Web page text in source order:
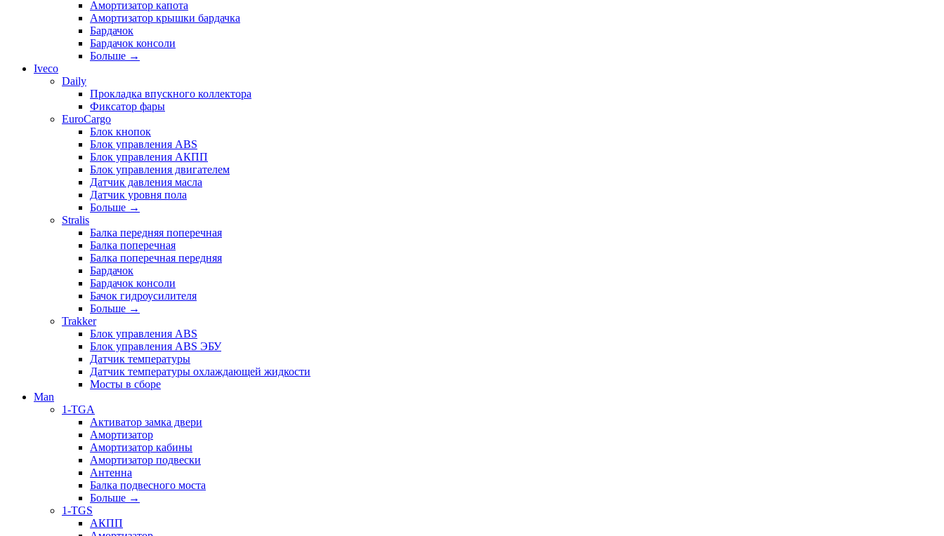
Амортизатор капота
Амортизатор крышки бардачка
Бардачок
Бардачок консоли
Больше →
Iveco
Daily
Прокладка впускного коллектора
Фиксатор фары
EuroCargo
Блок кнопок
Блок управления ABS
Блок управления АКПП
Блок управления двигателем
Датчик давления масла
Датчик уровня пола
Больше →
Stralis
Балка передняя поперечная
Балка поперечная
Балка поперечная передняя
Бардачок
Бардачок консоли
Бачок гидроусилителя
Больше →
Trakker
Блок управления ABS
Блок управления ABS ЭБУ
Датчик температуры
Датчик температуры охлаждающей жидкости
Мосты в сборе
Man
1-TGA
Активатор замка двери
Амортизатор
Амортизатор кабины
Амортизатор подвески
Антенна
Балка подвесного моста
Больше →
1-TGS
АКПП